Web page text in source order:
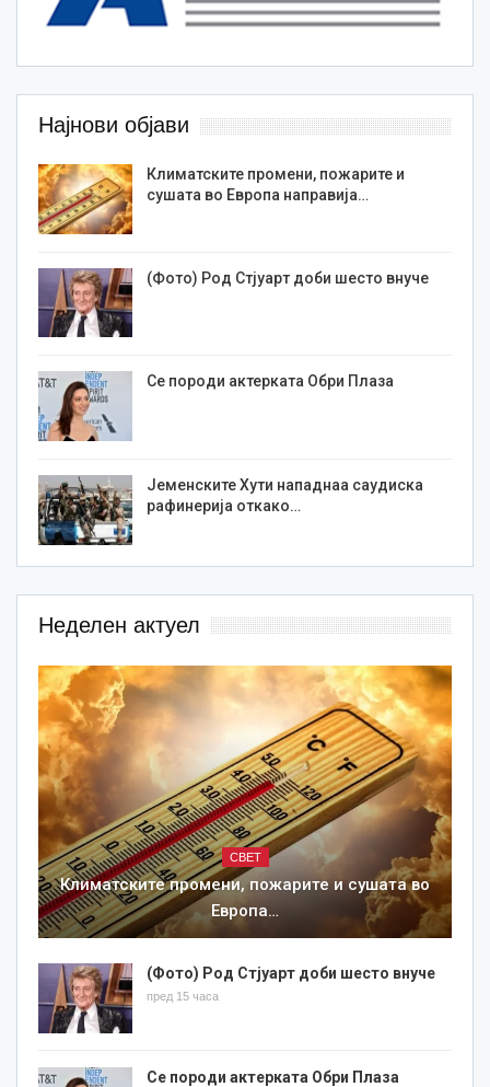
Најнови објави
Климатските промени, пожарите и
сушата во Европа направија…
(Фото) Род Стјуарт доби шесто внуче
Се породи актерката Обри Плаза
Јеменските Хути нападнаа саудиска
рафинерија откако…
Неделен актуел
СВЕТ
Климатските промени, пожарите и сушата во
Европа…
(Фото) Род Стјуарт доби шесто внуче
пред 15 часа
Се породи актерката Обри Плаза